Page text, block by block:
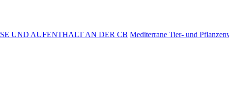
UND AUFENTHALT AN DER CB Mediterrane Tier- und